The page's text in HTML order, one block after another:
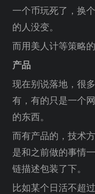
一个币玩死了，换
的人没变。
而用美人计等策略
产品
现在别说落地，很
有，有的只是一个
的东西。
而有产品的，技术
是和之前做的事情
链描述包装了下。
比如某个日活不超